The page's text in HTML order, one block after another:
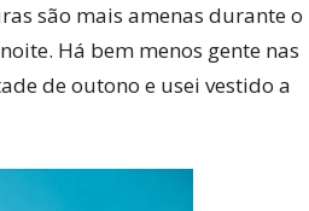
são mais amenas durante o
Há bem menos gente nas
de outono e usei vestido a